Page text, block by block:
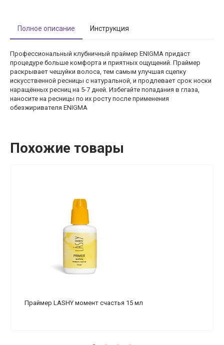
Полное описание Инструкция
Профессиональный клубничный праймер ENIGMA придаст
процедуре больше комфорта и приятных ощущений. Праймер
раскрывает чешуйки волоса, тем самым улучшая сцепку
искусственной ресницы с натуральной, и продлевает срок носки
наращённых ресниц на 5-7 дней. Избегайте попадания в глаза,
наносите на ресницы по их росту после применения
обезжиривателя ENIGMA
Похожие товары
Праймер LASHY момент счастья 15 мл